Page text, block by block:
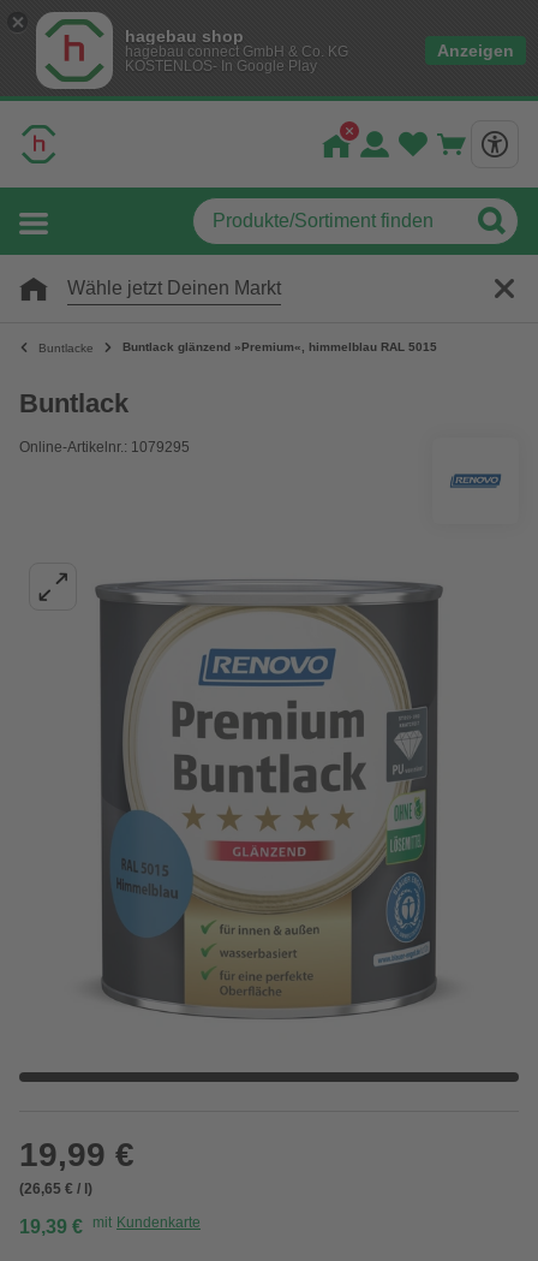
hagebau shop
hagebau connect GmbH & Co. KG
KOSTENLOS- In Google Play
Anzeigen
Wähle jetzt Deinen Markt
Buntlacke Buntlack glänzend »Premium«, himmelblau RAL 5015
Buntlack
Online-Artikelnr.: 1079295
19,99 €
(26,65 € / l)
19,39 € mit Kundenkarte